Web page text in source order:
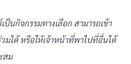
ป็นกิจกรรมทางเลือก สามารถเข้า
วมได้ หรือให้เจ้าหน้าที่พาไปที่อื่นได้
สม